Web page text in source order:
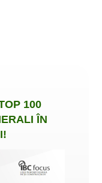
100
ÎN
!